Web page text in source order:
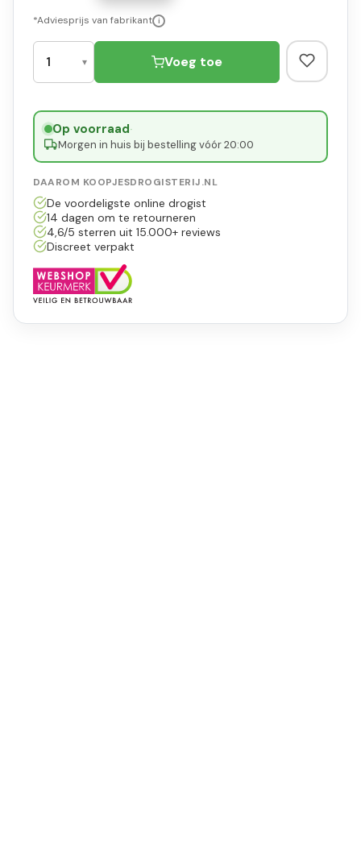
*Adviesprijs van fabrikant i
Voeg toe
Op voorraad·
Morgen in huis bij bestelling vóór 20:00
DAAROM KOOPJESDROGISTERIJ.NL
De voordeligste online drogist
14 dagen om te retourneren
4,6/5 sterren uit 15.000+ reviews
Discreet verpakt